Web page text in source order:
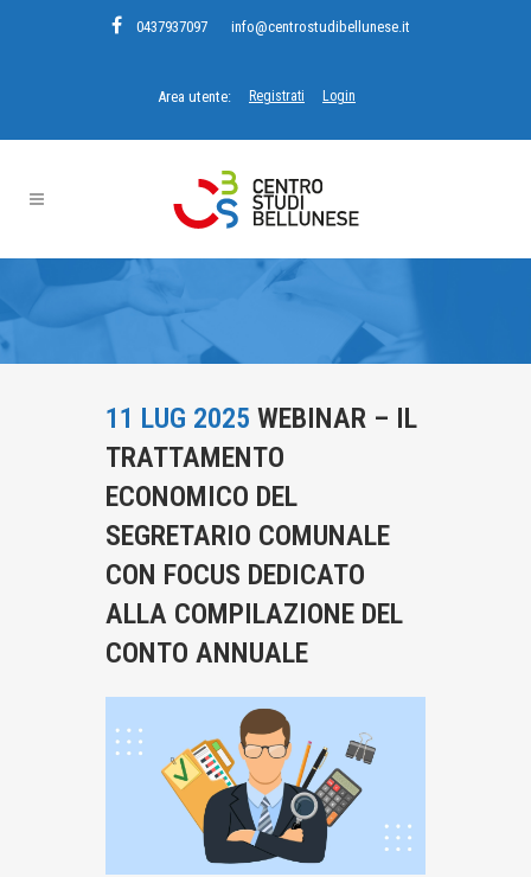
0437937097 info@centrostudibellunese.it
Area utente: Registrati Login
11 LUG 2025 WEBINAR – IL
TRATTAMENTO
ECONOMICO DEL
SEGRETARIO COMUNALE
CON FOCUS DEDICATO
ALLA COMPILAZIONE DEL
CONTO ANNUALE